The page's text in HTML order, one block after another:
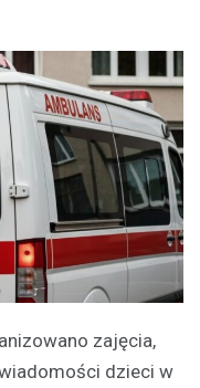
zajęcia,
dzieci w